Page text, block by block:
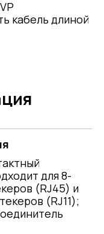
кабель длиной
для 8-
(RJ45) и
(RJ11);